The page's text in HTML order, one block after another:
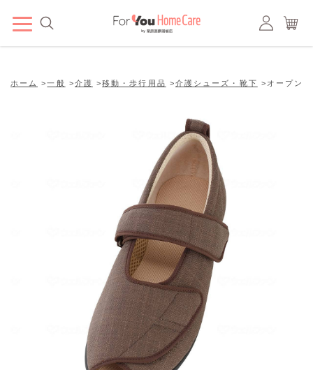
ホーム >一般 >介護 >移動・歩行用品 >介護シューズ・靴下 > オープン